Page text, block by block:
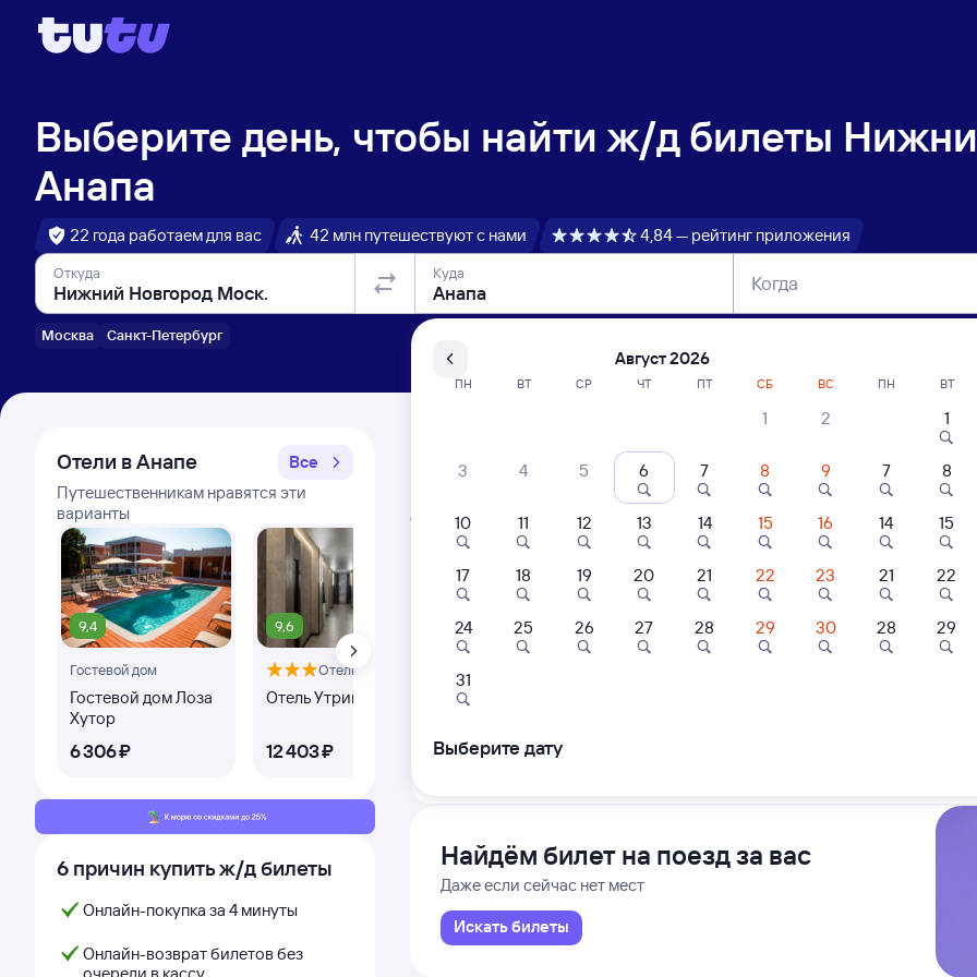
Выберите день, чтобы найти ж/д билеты
Анапа
22 года работаем для вас 42 млн путешествуют с нами 4,84 — рейтинг приложения
Откуда
Москва Санкт-Петербург
Куда Когда
Отели в Анапе
Все
Путешественникам нравятся эти
варианты
9,4
Гостевой дом
Гостевой дом Лоза
Хутор
6 ⁠306 ⁠₽
9,6
Отель
Отель Утриш
12 ⁠403 ⁠₽
6,7
"Democratia.
Сукко"
20 ⁠800 ⁠₽
6 причин купить ж/д билеты
Онлайн-покупка за 4 минуты
Онлайн-возврат билетов без
Расписание поездов Нижний Новгород
Расписание поездов Анапа — Нижний Новгород Моск.
Открыта продажа билетов на 3 ноября. Отправление и прибытие по местному
241Г Проходящий
Нижний Новгород Моск.
Нижний Новгород
из Кирова Пасс
06:10 04:15
Дни следованияближайшие: 7, 9, 11 августа
Найдём билет на поезд за вас
Даже если сейчас нет мест
Искать билеты
Август 2026
ПН ВТ СР ЧТ ПТ СБ ВС
1 2
3 4 5 6 7 8 9
10 11 12 13 14 15 16
17 18 19 20 21 22 23
24 25 26 27 28 29 30
31
ПН ВТ
1
7 8
14 15
21 22
28 29
Выберите дату